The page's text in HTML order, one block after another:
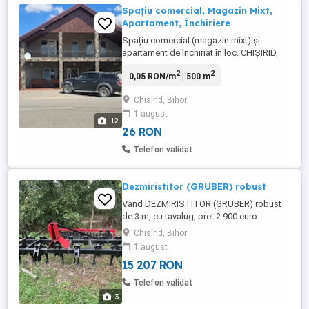
12
Spațiu comercial, Magazin Mixt,
Apartament, Închiriere
Spațiu comercial (magazin mixt) și
apartament de închiriat în loc. CHIȘIRID,
nr.15) , compus din : Parter : -Sală de
+ 2 magazii de marfă+toaletă de
serviciu+garaj+magazie+cămară Etaj : -2
camere+baie+bucătărie+living+terasă ...
0,05 RON/m2| 500 m2
Chisirid, Bihor
1 august
26 RON
Telefon validat
3
Dezmiristitor (GRUBER) robust
Vand DEZMIRISTITOR (GRUBER) robust
de 3 m, cu tavalug, pret 2.900 euro
negociabil
Chisirid, Bihor
1 august
15 207 RON
Telefon validat